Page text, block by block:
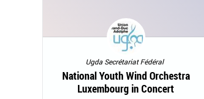
Ugda Secrétariat Fédéral
National Youth Wind Orchestra
Luxembourg in Concert